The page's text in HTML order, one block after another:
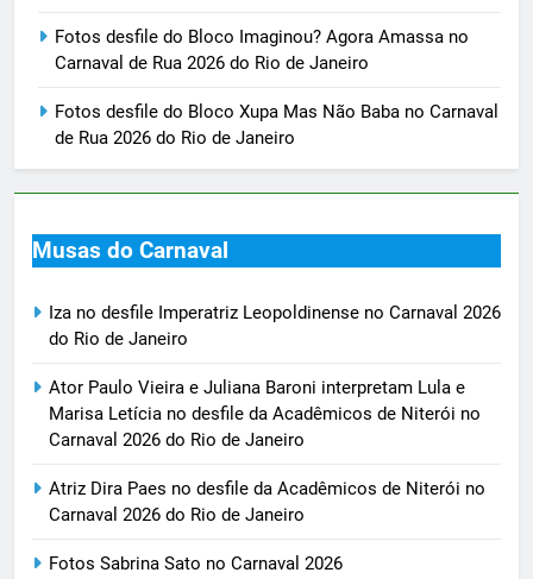
Fotos desfile do Bloco Imaginou? Agora Amassa no
Carnaval de Rua 2026 do Rio de Janeiro
Fotos desfile do Bloco Xupa Mas Não Baba no Carnaval
de Rua 2026 do Rio de Janeiro
Musas do Carnaval
Iza no desfile Imperatriz Leopoldinense no Carnaval 2026
do Rio de Janeiro
Ator Paulo Vieira e Juliana Baroni interpretam Lula e
Marisa Letícia no desfile da Acadêmicos de Niterói no
Carnaval 2026 do Rio de Janeiro
Atriz Dira Paes no desfile da Acadêmicos de Niterói no
Carnaval 2026 do Rio de Janeiro
Fotos Sabrina Sato no Carnaval 2026